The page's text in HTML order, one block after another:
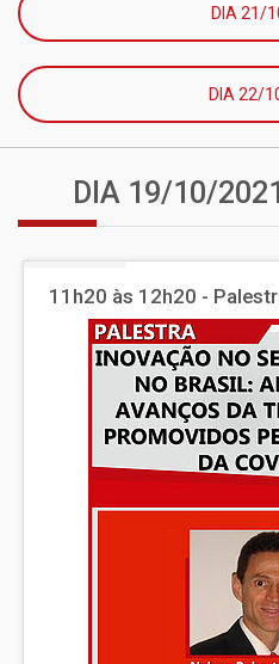
DIA 21/
DIA 22/
DIA 19/10/
11h20 às 12h20 -